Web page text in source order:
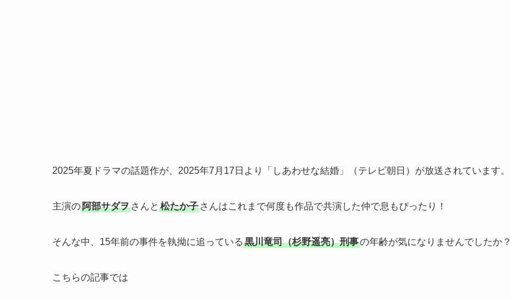
2025年夏ドラマの話題作が、2025年7月17日より「しあわせな結婚」（テレビ朝日）が放送されています。
主演の阿部サダヲ さんと 松たか子 さんはこれまで何度も作品で共演した仲で息もぴったり！
そんな中、15年前の事件を執拗に追っている 黒川竜司（杉野遥亮）刑事の年齢が気になりませんでしたか？
こちらの記事では